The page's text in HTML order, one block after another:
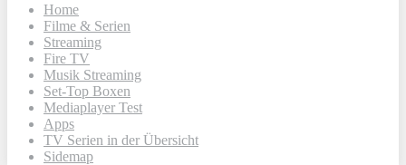
Home
Filme & Serien
Streaming
Fire TV
Musik Streaming
Set-Top Boxen
Mediaplayer Test
Apps
TV Serien in der Übersicht
Sidemap